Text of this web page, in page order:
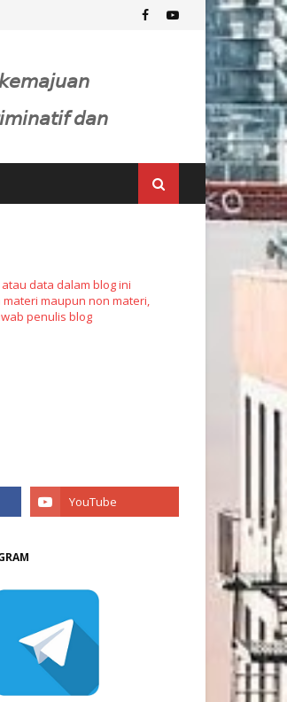
𝘥𝘢𝘯
data dalam blog ini
maupun non materi,
penulis blog